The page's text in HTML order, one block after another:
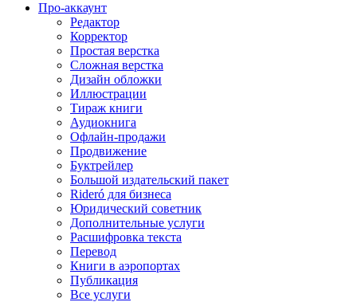
Про-аккаунт
Редактор
Корректор
Простая верстка
Сложная верстка
Дизайн обложки
Иллюстрации
Тираж книги
Аудиокнига
Офлайн-продажи
Продвижение
Буктрейлер
Большой издательский пакет
Rideró для бизнеса
Юридический советник
Дополнительные услуги
Расшифровка текста
Перевод
Книги в аэропортах
Публикация
Все услуги